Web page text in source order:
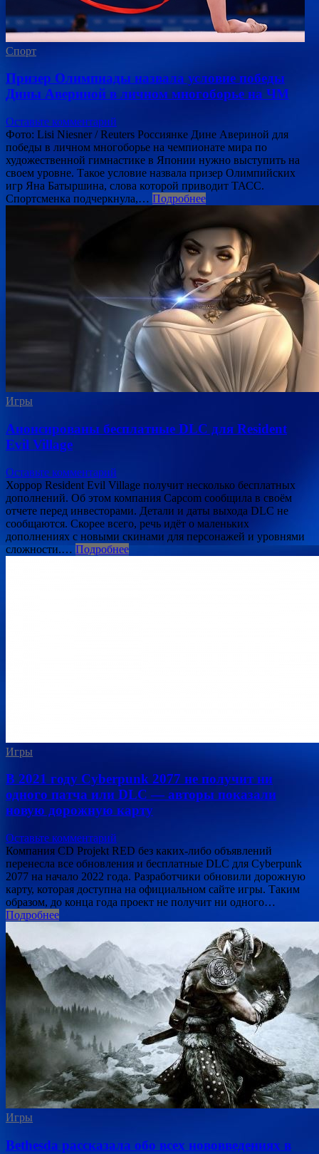
Спорт
Призер Олимпиады назвала условие победы
Дины Авериной в личном многоборье на ЧМ
Оставьте комментарий
Фото: Lisi Niesner / Reuters Россиянке Дине Авериной для
победы в личном многоборье на чемпионате мира по
художественной гимнастике в Японии нужно выступить на
своем уровне. Такое условие назвала призер Олимпийских
игр Яна Батыршина, слова которой приводит ТАСС.
Спортсменка подчеркнула,… Подробнее
Игры
Анонсированы бесплатные DLC для Resident
Evil Village
Оставьте комментарий
Хоррор Resident Evil Village получит несколько бесплатных
дополнений. Об этом компания Capcom сообщила в своём
отчете перед инвесторами. Детали и даты выхода DLC не
сообщаются. Скорее всего, речь идёт о маленьких
дополнениях с новыми скинами для персонажей и уровнями
сложности.… Подробнее
Игры
В 2021 году Cyberpunk 2077 не получит ни
одного патча или DLC — авторы показали
новую дорожную карту
Оставьте комментарий
Компания CD Projekt RED без каких-либо объявлений
перенесла все обновления и бесплатные DLC для Cyberpunk
2077 на начало 2022 года. Разработчики обновили дорожную
карту, которая доступна на официальном сайте игры. Таким
образом, до конца года проект не получит ни одного…
Подробнее
Игры
Bethesda рассказала обо всех нововведениях в